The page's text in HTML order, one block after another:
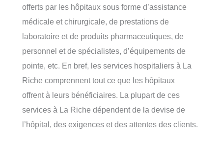
offerts par les hôpitaux sous forme d’assistance
médicale et chirurgicale, de prestations de
laboratoire et de produits pharmaceutiques, de
personnel et de spécialistes, d’équipements de
pointe, etc. En bref, les services hospitaliers à La
Riche comprennent tout ce que les hôpitaux
offrent à leurs bénéficiaires. La plupart de ces
services à La Riche dépendent de la devise de
l’hôpital, des exigences et des attentes des clients.